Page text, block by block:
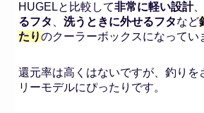
HUGELと比較して非常に軽い設計、
るフタ 、 洗うときに外せるフタなど
たりのクーラーボックスになってい
還元率は高くはないですが、釣りを
リーモデルにぴったりです。